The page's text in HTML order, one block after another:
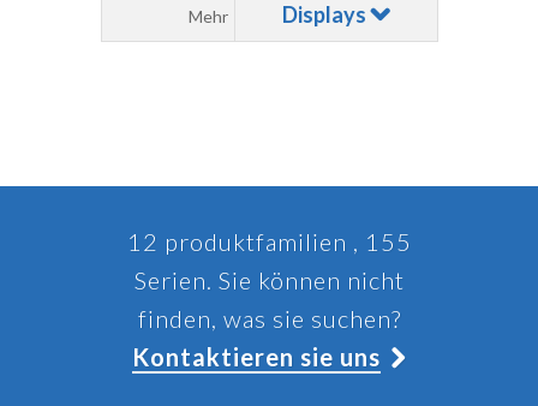
Mehr Displays
12 produktfamilien , 155
Serien. Sie können nicht
finden, was sie suchen?
Kontaktieren sie uns